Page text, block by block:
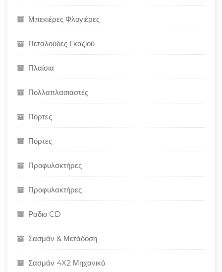
Μπεκιέρες Φλογιέρες
Πεταλούδες Γκαζιού
Πλαίσια
Πολλαπλασιαστές
Πόρτες
Πόρτες
Προφυλακτήρες
Προφυλακτήρες
Ραδιο CD
Σασμάν & Μετάδοση
Σασμάν 4X2 Μηχανικό